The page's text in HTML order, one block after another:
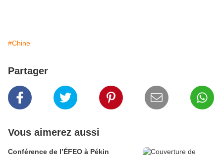
#Chine
Partager
Vous aimerez aussi
Conférence de l’ÉFEO à Pékin